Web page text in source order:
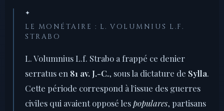
✦
LE MONÉTAIRE : L. VOLUMNIUS L.F.
STRABO
L. Volumnius L.f. Strabo a frappé ce denier
serratus en 81 av. J.-C., sous la dictature de Sylla.
Cette période correspond à l'issue des guerres
civiles qui avaient opposé lespopulares, partisans